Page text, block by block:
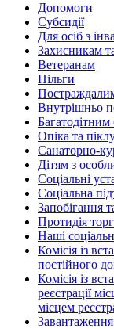
Допомоги
Субсидії
Для осіб з
Захисникам
Ветеранам
Пільги
Внутрішньо
Багатодітним
Опіка та
Санаторно-
Дітям з
Соціальні
Соціальна
Запобігання
Протидія
Наші
Комісія із
постійного
Комісія із
реєстрації
місцем
Завантаження